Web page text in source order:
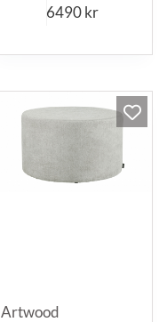
6490kr
Artwood